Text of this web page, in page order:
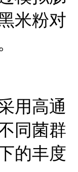
米粉对
用高通
同菌群
的丰度